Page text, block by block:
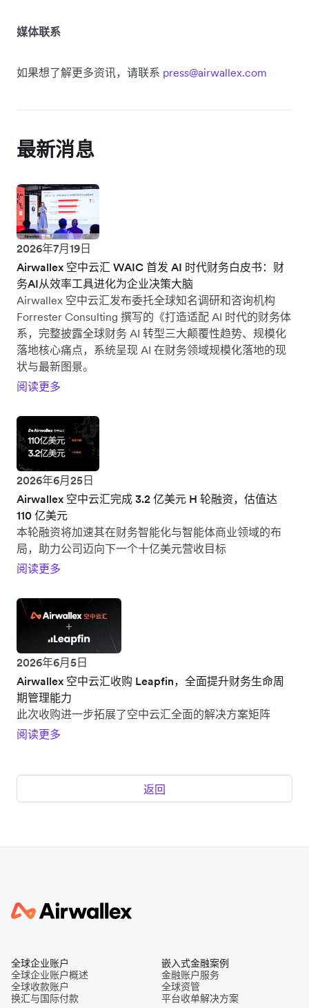
媒体联系
如果想了解更多资讯，请联系 press@airwallex.com
最新消息
2026年7月19日
Airwallex 空中云汇 WAIC 首发 AI 时代财务白皮书：财
务AI从效率工具进化为企业决策大脑
Airwallex 空中云汇发布委托全球知名调研和咨询机构
Forrester Consulting 撰写的《打造适配 AI 时代的财务体
系，完整披露全球财务 AI 转型三大颠覆性趋势、规模化
落地核心痛点，系统呈现 AI 在财务领域规模化落地的现
状与最新图景。
阅读更多
2026年6月25日
Airwallex 空中云汇完成 3.2 亿美元 H 轮融资，估值达
110 亿美元
本轮融资将加速其在财务智能化与智能体商业领域的布
局，助力公司迈向下一个十亿美元营收目标
阅读更多
2026年6月5日
Airwallex 空中云汇收购 Leapfin，全面提升财务生命周
期管理能力
此次收购进一步拓展了空中云汇全面的解决方案矩阵
阅读更多
返回
全球企业账户
全球企业账户概述
全球收款账户
换汇与国际付款
嵌入式金融案例
金融账户服务
全球资管
平台收单解决方案